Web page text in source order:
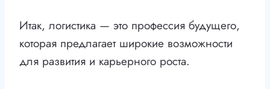
Итак, логистика — это профессия будущего,
которая предлагает широкие возможности
для развития и карьерного роста.